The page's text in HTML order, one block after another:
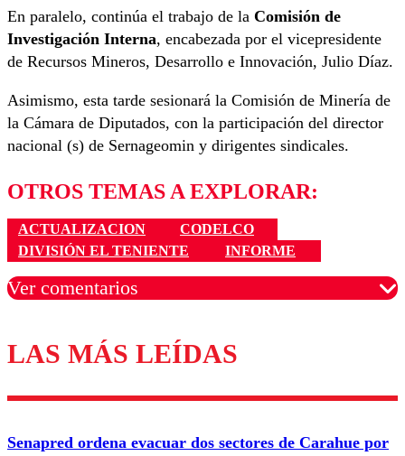
En paralelo, continúa el trabajo de la Comisión de
Investigación Interna, encabezada por el vicepresidente
de Recursos Mineros, Desarrollo e Innovación, Julio Díaz.
Asimismo, esta tarde sesionará la Comisión de Minería de
la Cámara de Diputados, con la participación del director
nacional (s) de Sernageomin y dirigentes sindicales.
OTROS TEMAS A EXPLORAR:
ACTUALIZACION
CODELCO
DIVISIÓN EL TENIENTE
INFORME
Ver comentarios
Los comentarios son moderados para garantizar un
diálogo respetuoso.
Correo
LAS MÁS LEÍDAS
Senapred ordena evacuar dos sectores de Carahue por